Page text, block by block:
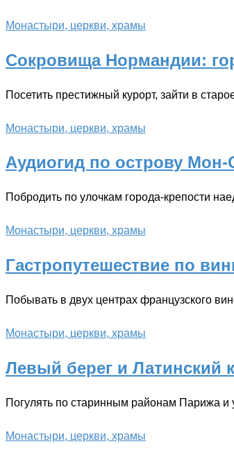
Монастыри, церкви, храмы
Сокровища Нормандии:
Посетить престижный курорт, зайти в
Монастыри, церкви, храмы
Аудиогид по острову
Побродить по улочкам города-крепости
Монастыри, церкви, храмы
Гастропутешествие по
Побывать в двух центрах французского
Монастыри, церкви, храмы
Левый берег и Латинский
Погулять по старинным районам Парижа и
Монастыри, церкви, храмы